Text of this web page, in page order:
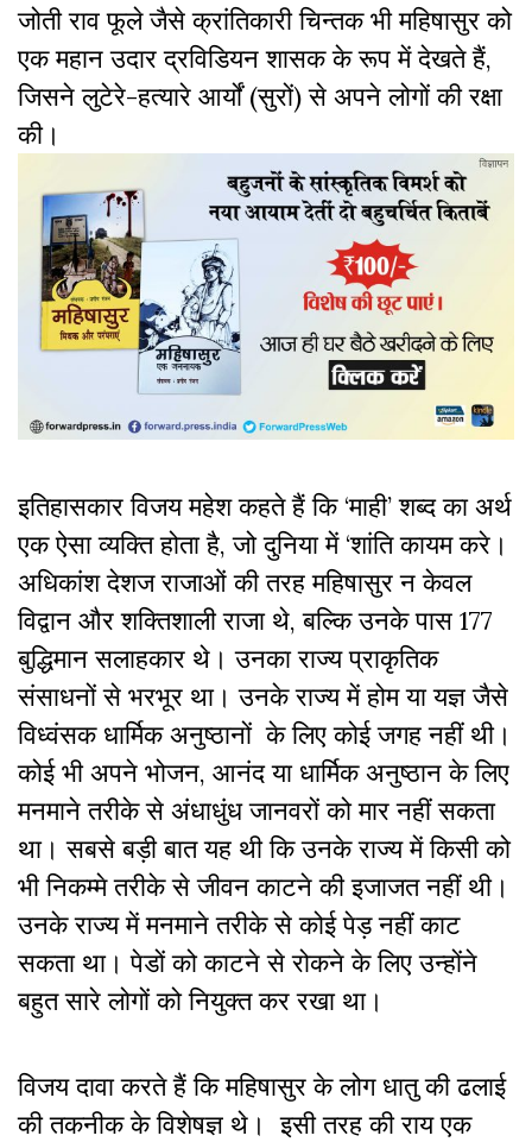
जोती राव फूले जैसे क्रांतिकारी चिन्तक भी महिषासुर को
एक महान उदार द्रविडियन शासक के रूप में देखते हैं,
जिसने लुटेरे-हत्यारे आर्यों (सुरों) से अपने लोगों की रक्षा
की।
इतिहासकार विजय महेश कहते हैं कि ‘माही’शब्द का अर्थ
एक ऐसा व्यक्ति होता है, जो दुनिया में ‘शांति कायम करे।
अधिकांश देशज राजाओं की तरह महिषासुर न केवल
विद्वान और शक्तिशाली राजा थे, बल्कि उनके पास 177
बुद्धिमान सलाहकार थे। उनका राज्य प्राकृतिक
संसाधनों से भरभूर था। उनके राज्य में होम या यज्ञ जैसे
विध्वंसक धार्मिक अनुष्ठानों के लिए कोई जगह नहीं थी।
कोई भी अपने भोजन, आनंद या धार्मिक अनुष्ठान के लिए
मनमाने तरीके से अंधाधुंध जानवरों को मार नहीं सकता
था। सबसे बड़ी बात यह थी कि उनके राज्य में किसी को
भी निकम्मे तरीके से जीवन काटने की इजाजत नहीं थी।
उनके राज्य में मनमाने तरीके से कोई पेड़ नहीं काट
सकता था। पेडों को काटने से रोकने के लिए उन्होंने
बहुत सारे लोगों को नियुक्त कर रखा था।
विजय दावा करते हैं कि महिषासुर के लोग धातु की ढलाई
की तकनीक के विशेषज्ञ थे। इसी तरह की राय एक